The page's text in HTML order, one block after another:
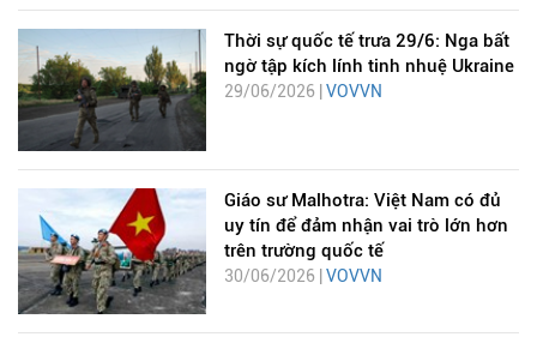
Thời sự quốc tế trưa 29/6: Nga bất
ngờ tập kích lính tinh nhuệ Ukraine
29/06/2026 | VOVVN
Giáo sư Malhotra: Việt Nam có đủ
uy tín để đảm nhận vai trò lớn hơn
trên trường quốc tế
30/06/2026 | VOVVN